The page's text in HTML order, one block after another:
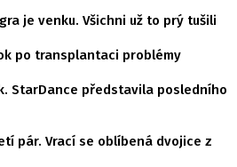
je venku. Všichni už to prý tušili
po transplantaci problémy
StarDance představila posledního
pár. Vrací se oblíbená dvojice z